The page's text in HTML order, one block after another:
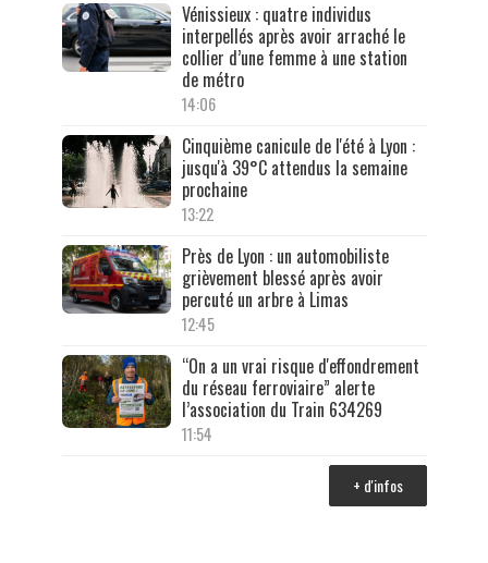
Vénissieux : quatre individus
interpellés après avoir arraché le
collier d’une femme à une station
de métro
14:06
Cinquième canicule de l'été à Lyon :
jusqu'à 39°C attendus la semaine
prochaine
13:22
Près de Lyon : un automobiliste
grièvement blessé après avoir
percuté un arbre à Limas
12:45
“On a un vrai risque d'effondrement
du réseau ferroviaire” alerte
l’association du Train 634269
11:54
+ d'infos